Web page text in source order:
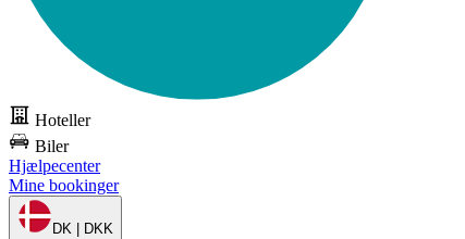
Hoteller
Biler
Hjælpecenter
Mine bookinger
DK | DKK